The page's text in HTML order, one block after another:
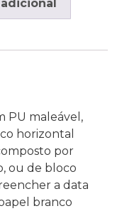
PU maleável,
horizontal
por
ou de bloco
a data
branco